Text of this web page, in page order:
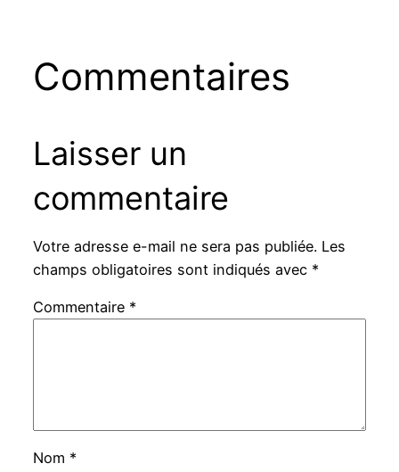
Commentaires
Laisser un
commentaire
Votre adresse e-mail ne sera pas publiée. Les
champs obligatoires sont indiqués avec *
Commentaire *
Nom *